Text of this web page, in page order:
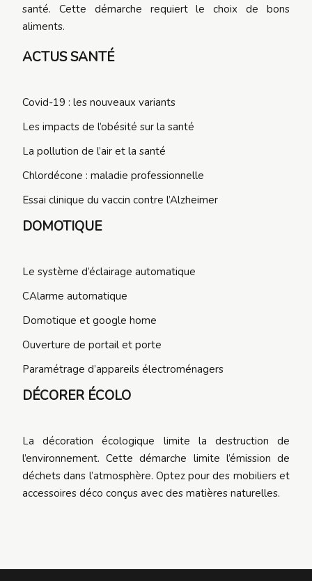
santé. Cette démarche requiert le choix de bons
aliments.
ACTUS SANTÉ
Covid-19 : les nouveaux variants
Les impacts de l’obésité sur la santé
La pollution de l’air et la santé
Chlordécone : maladie professionnelle
Essai clinique du vaccin contre l’Alzheimer
DOMOTIQUE
Le système d’éclairage automatique
CAlarme automatique
Domotique et google home
Ouverture de portail et porte
Paramétrage d’appareils électroménagers
DÉCORER ÉCOLO
La décoration écologique limite la destruction de
l’environnement. Cette démarche limite l’émission de
déchets dans l’atmosphère. Optez pour des mobiliers et
accessoires déco conçus avec des matières naturelles.